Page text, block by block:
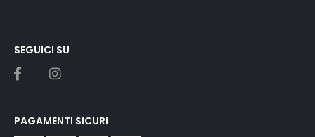
SEGUICI SU
PAGAMENTI SICURI